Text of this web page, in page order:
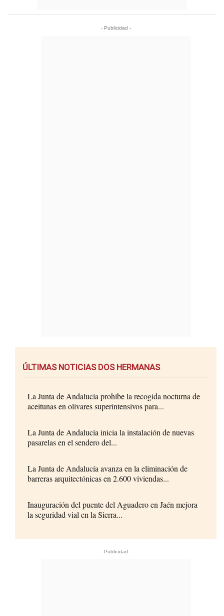
- Publicidad -
ÚLTIMAS NOTICIAS DOS HERMANAS
La Junta de Andalucía prohíbe la recogida nocturna de
aceitunas en olivares superintensivos para...
La Junta de Andalucía inicia la instalación de nuevas
pasarelas en el sendero del...
La Junta de Andalucía avanza en la eliminación de
barreras arquitectónicas en 2.600 viviendas...
Inauguración del puente del Aguadero en Jaén mejora
la seguridad vial en la Sierra...
- Publicidad -